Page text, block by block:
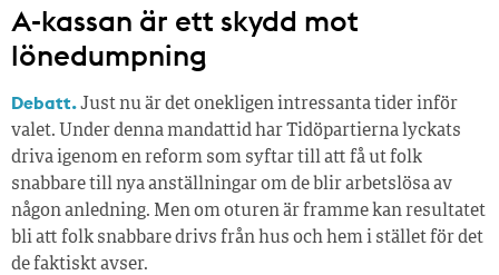
A-kassan är ett skydd mot
lönedumpning
Debatt.Just nu är det onekligen intressanta tider inför
valet. Under denna mandattid har Tidöpartierna lyckats
driva igenom en reform som syftar till att få ut folk
snabbare till nya anställningar om de blir arbetslösa av
någon anledning. Men om oturen är framme kan resultatet
bli att folk snabbare drivs från hus och hem i stället för det
de faktiskt avser.